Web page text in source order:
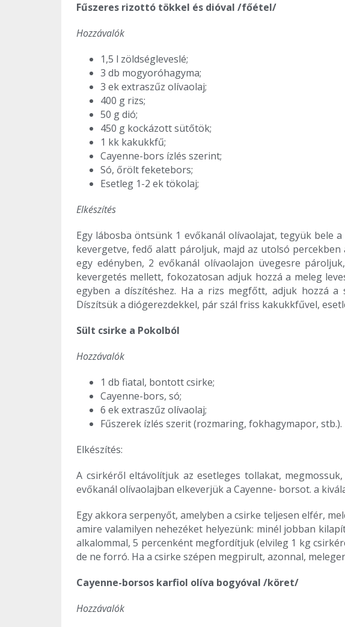
Fűszeres rizottó tökkel és dióval /főétel/
Hozzávalók
1,5 l zöldségleveslé;­
3 db mogyoróhagyma;
3 ek extraszűz olívaolaj;
400 g rizs;
50 g dió;
450 g kockázott sütőtök;
1 kk kakukkfű;
Cayenne-bors ízlés szerint;
Só, őrölt feketebors;
Esetleg 1-2 ek tökolaj;
Elkészítés
Egy lábosba öntsünk 1 evőkanál olívaolajat, tegyük bele
kevergetve, fedő alatt pároljuk, majd az utolsó
egy edényben, 2 evőkanál olívaolajon üvegesre
kevergetés mellett, fokozatosan adjuk hozzá a meleg
egyben a díszítéshez. Ha a rizs megfőtt, adjuk hozzá
Díszítsük a diógerezdekkel, pár szál friss kakukkfűvel,
Sült csirke a Pokolból
Hozzávalók
1 db fiatal, bontott csirke;
Cayenne-bors, só;
6 ek extraszűz olívaolaj;
Fűszerek ízlés szerit (rozmaring, fokhagymapor, stb.).
Elkészítés:
A csirkéről eltávolítjuk az esetleges tollakat,
evőkanál olívaolajban elkeverjük a Cayenne- borsot. a
Egy akkora serpenyőt, amelyben a csirke teljesen elfér,
amire valamilyen nehezéket helyezünk: minél jobban
alkalommal, 5 percenként megfordítjuk (elvileg 1 kg
de ne forró. Ha a csirke szépen megpirult, azonnal,
Cayenne-borsos karfiol olíva bogyóval /köret/
Hozzávalók